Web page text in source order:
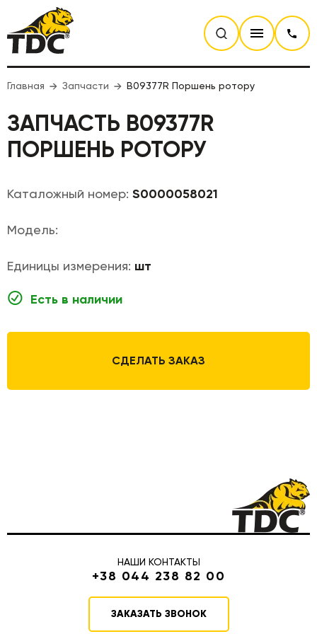
Главная Запчасти B09377R Поршень ротору
ЗАПЧАСТЬ B09377R
ПОРШЕНЬ РОТОРУ
Каталожный номер: S0000058021
Модель:
Единицы измерения: шт
Есть в наличии
СДЕЛАТЬ ЗАКАЗ
НАШИ КОНТАКТЫ
+38 044 238 82 00
ЗАКАЗАТЬ ЗВОНОК